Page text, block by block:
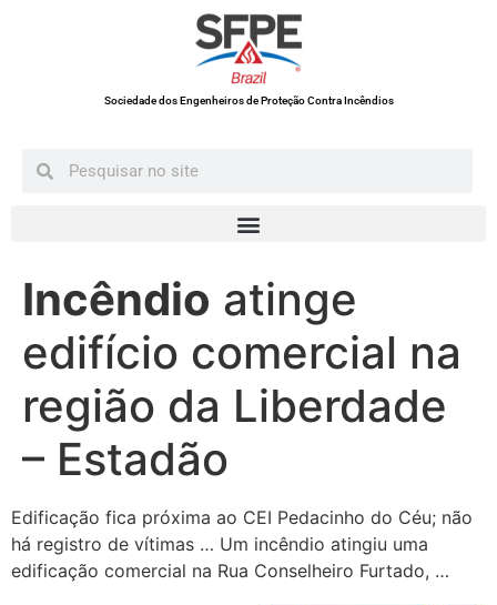
Sociedade dos Engenheiros de Proteção Contra Incêndios
Incêndio atinge
edifício comercial na
região da Liberdade
– Estadão
Edificação fica próxima ao CEI Pedacinho do Céu; não
há registro de vítimas … Um incêndio atingiu uma
edificação comercial na Rua Conselheiro Furtado, …